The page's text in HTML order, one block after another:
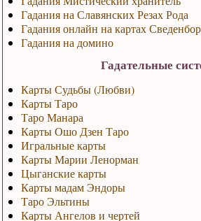
Гадания на Славянских Резах Рода
Гадания онлайн на картах
Гадания на домино
Гадательные
Карты Судьбы (Любви)
Карты Таро
Таро Манара
Карты Ошо Дзен Таро
Игральные карты
Карты Марии Ленорман
Цыганские карты
Карты мадам Эндоры
Таро Эльтины
Карты Ангелов и чертей